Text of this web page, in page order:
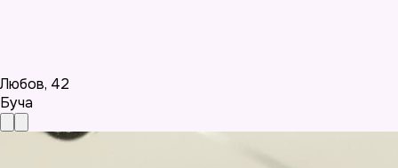
Любов, 42
Буча